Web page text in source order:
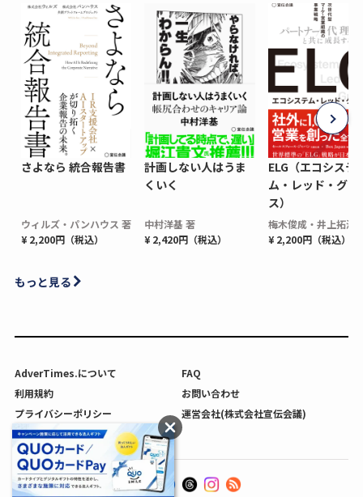
さよなら 統合報告書
ウィルズ・パンハウス 著
¥ 2,200円（税込）
計画しない人はうま
くいく
中村洋基 著
¥ 2,420円（税込）
ELG（エコシステ
ム・レッド・グロ
ス）
梅木俊成・井上拓海
¥ 2,200円（税込）
もっと見る
AdverTimes.について
FAQ
利用規約
お問い合わせ
プライバシーポリシー
運営会社(株式会社宣伝会議)
利用者情報の外部送信について